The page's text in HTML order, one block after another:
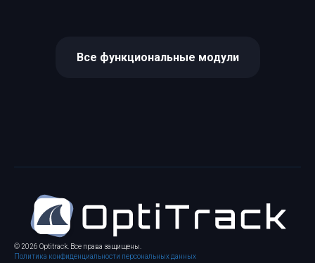
Все функциональные модули
© 2026 Optitrack. Все права защищены.
Политика конфиденциальности персональных данных